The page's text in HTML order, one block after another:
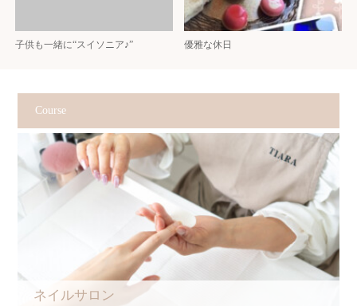
子供も一緒に“スイソニア♪” 優雅な休日
Course
ネイルサロン